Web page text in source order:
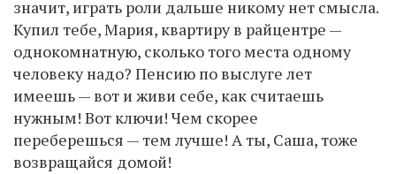
значит, играть роли дальше никому нет смысла.
Купил тебе, Мария, квартиру в райцентре —
однокомнатную, сколько того места одному
человеку надо? Пенсию по выслуге лет
имеешь — вот и живи себе, как считаешь
нужным! Вот ключи! Чем скорее
переберешься — тем лучше! А ты, Саша, тоже
возвращайся домой!